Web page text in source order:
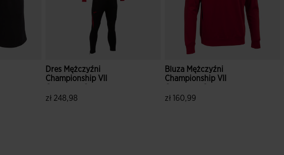
Dres Mężczyźni
Championship VII
zł 248,98
Bluza Mężczyźni
Championship VII
zł 160,99